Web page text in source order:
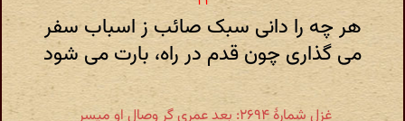
هر چه را دانی سبک صائب ز اسباب سفر
می گذاری چون قدم در راه، بارت می شود
غزل شمارهٔ ۲۶۹۴: بعد عمری گر وصال او میسر